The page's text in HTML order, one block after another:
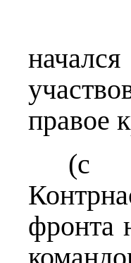
правое
(с
фронта